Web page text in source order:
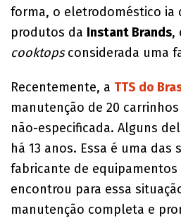
forma, o eletrodoméstico ia
produtos da Instant Brands,
cooktopsconsiderada uma
Recentemente, a TTS do
manutenção de 20
não-especificada. Alguns
há 13 anos. Essa é uma das
fabricante de equipamentos
encontrou para essa
manutenção completa e